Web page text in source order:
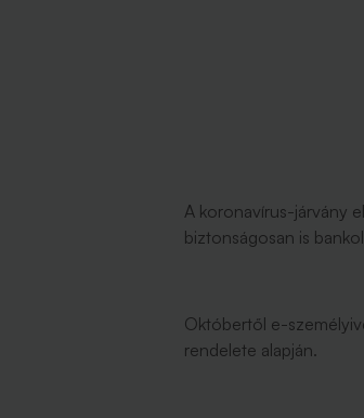
A koronavírus-járvány
biztonságosan is
Októbertől e-
rendelete alapján.